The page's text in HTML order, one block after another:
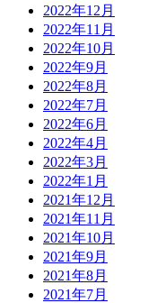
2022年12月
2022年11月
2022年10月
2022年9月
2022年8月
2022年7月
2022年6月
2022年4月
2022年3月
2022年1月
2021年12月
2021年11月
2021年10月
2021年9月
2021年8月
2021年7月